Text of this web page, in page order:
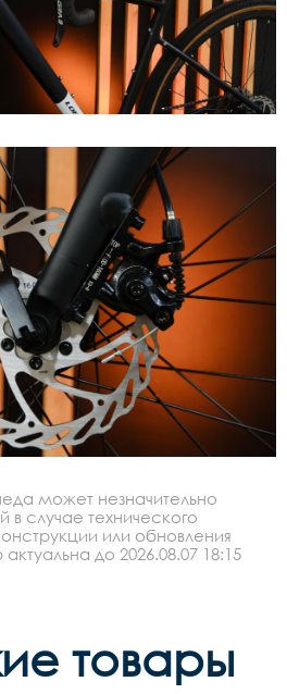
может незначительно
в случае технического
или обновления
до 2026.08.07 18:15
товары